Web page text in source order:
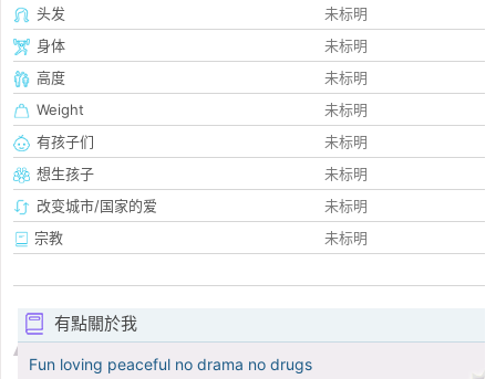
头发
未标明
身体
未标明
高度
未标明
Weight
未标明
有孩子们
未标明
想生孩子
未标明
改变城市/国家的爱
未标明
宗教
未标明
有點關於我
Fun loving peaceful no drama no drugs